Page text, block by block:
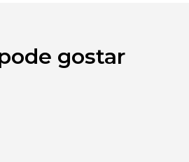
gostar